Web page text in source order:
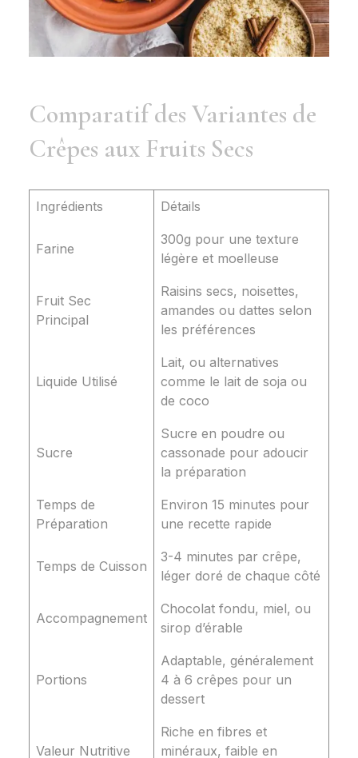
Comparatif des Variantes de
Crêpes aux Fruits Secs
Ingrédients Détails
Farine
300g pour une texture
légère et moelleuse
Fruit Sec
Principal
Raisins secs, noisettes,
amandes ou dattes selon
les préférences
Liquide Utilisé
Lait, ou alternatives
comme le lait de soja ou
de coco
Sucre
Sucre en poudre ou
cassonade pour adoucir
la préparation
Temps de
Préparation
Environ 15 minutes pour
une recette rapide
Temps de Cuisson
3-4 minutes par crêpe,
léger doré de chaque côté
Accompagnement
Chocolat fondu, miel, ou
sirop d’érable
Portions
Adaptable, généralement
4 à 6 crêpes pour un
dessert
Valeur Nutritive
Riche en fibres et
minéraux, faible en